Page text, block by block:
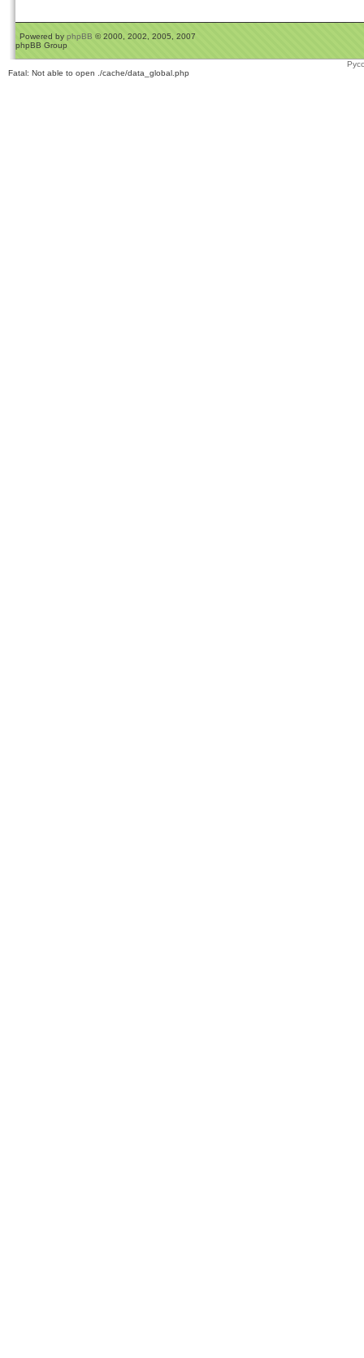
Powered by phpBB © 2000, 2002, 2005, 2007
phpBB Group
Fatal: Not able to open ./cache/data_global.php